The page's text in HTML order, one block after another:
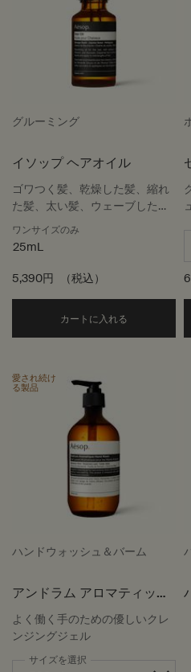
グルーミング
イソップ ヘアオイル
ゴワつく髪、乾燥した髪、縮れ
た髪、太い髪、ウェーブした髪
ワンサイズのみ
25mL
5,390円 （税込）
カートに入れる Add the イ
愛され続け
る製品
ハンドウォッシュ＆バーム
アンドラム アロマティック
ハンドウォッシュ
よく働く手のための優しいクレ
ンジングジェル
サイズを選択